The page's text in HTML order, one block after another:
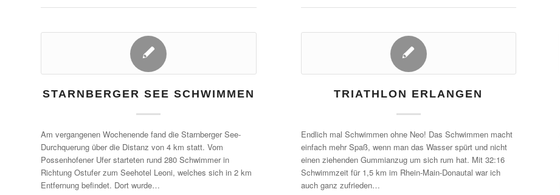
STARNBERGER SEE SCHWIMMEN
Am vergangenen Wochenende fand die Starnberger See-
Durchquerung über die Distanz von 4 km statt. Vom
Possenhofener Ufer starteten rund 280 Schwimmer in
Richtung Ostufer zum Seehotel Leoni, welches sich in 2 km
Entfernung befindet. Dort wurde…
TRIATHLON ERLANGEN
Endlich mal Schwimmen ohne Neo! Das Schwimmen macht
einfach mehr Spaß, wenn man das Wasser spürt und nicht
einen ziehenden Gummianzug um sich rum hat. Mit 32:16
Schwimmzeit für 1,5 km im Rhein-Main-Donautal war ich
auch ganz zufrieden…